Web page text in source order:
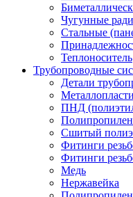
Чугунные
Стальные
Теплоноситель
Трубопроводные
Детали
ПНД
Сшитый
Фитинги
Фитинги
Медь
Нержавейка